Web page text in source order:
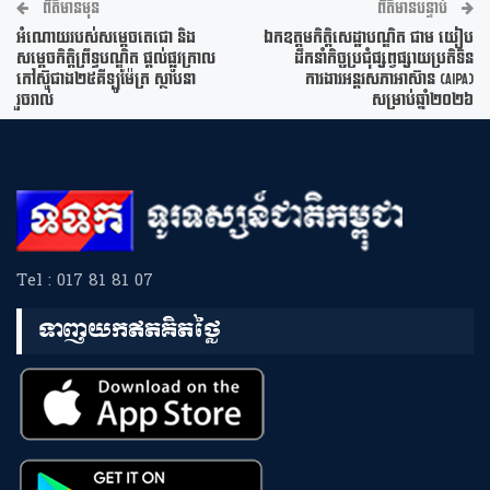
ព័ត៌មានមុន
អំណោយរបស់សម្ដេចតេជោ និង
សម្ដេចកិត្តិព្រឹទ្ធបណ្ឌិត ផ្តល់ផ្លូវក្រាល
កៅស៊ូជាង២៥គីឡូម៉ែត្រ ស្ថាបនា
រួចរាល់
ព័ត៌មានបន្ទាប់
ឯកឧត្តមកិត្តិសេដ្ឋាបណ្ឌិត ជាម យៀប
ដឹកនាំកិច្ចប្រជុំផ្សព្វផ្សាយប្រតិទិន
ការងារអន្តរសភាអាស៊ាន (AIPA)
សម្រាប់ឆ្នាំ២០២៦
Tel : 017 81 81 07
ទាញយកឥតគិតថ្លៃ